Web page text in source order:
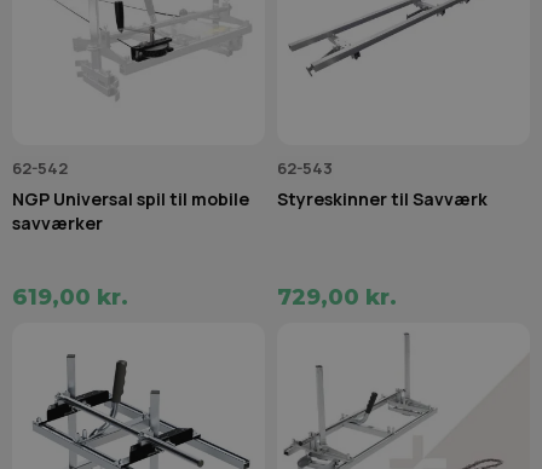
62-542
NGP Universal spil til mobile
savværker
619,00 kr.
62-543
Styreskinner til Savværk
729,00 kr.